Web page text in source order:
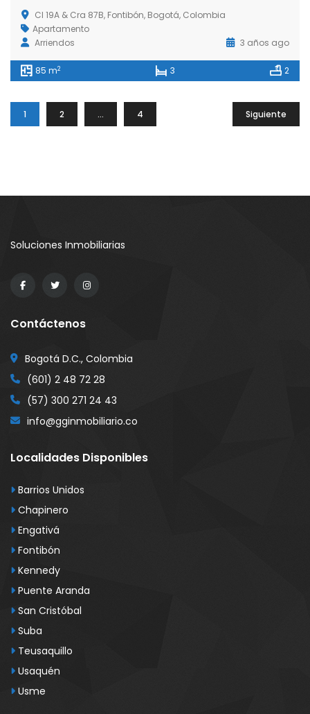
Cl 19A & Cra 87B, Fontibón, Bogotá, Colombia
Apartamento
Arriendos
3 años ago
85 m2 3 2
1 2 … 4 Siguiente
Soluciones Inmobiliarias
Contáctenos
Bogotá D.C., Colombia
(601) 2 48 72 28
(57) 300 271 24 43
info@gginmobiliario.co
Localidades Disponibles
Barrios Unidos
Chapinero
Engativá
Fontibón
Kennedy
Puente Aranda
San Cristóbal
Suba
Teusaquillo
Usaquén
Usme